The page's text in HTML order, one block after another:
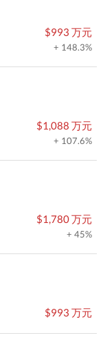
$993 万元
+ 148.3%
$1,088 万元
+ 107.6%
$1,780 万元
+ 45%
$993 万元